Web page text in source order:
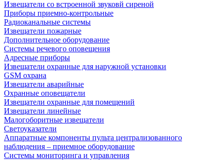
Извещатели со встроенной звуковй сиреной
Приборы приемно-контрольные
Радиоканальные системы
Извещатели пожарные
Дополнительное оборудование
Системы речевого оповещения
Адресные приборы
Извещатели охранные для наружной установки
GSM охрана
Извещатели аварийные
Охранные оповещатели
Извещатели охранные для помещений
Извещатели линейные
Малогоборитные извещатели
Светоуказатели
Аппаратные компоненты пульта централизованного
наблюдения – приемное оборудование
Системы мониторинга и управления